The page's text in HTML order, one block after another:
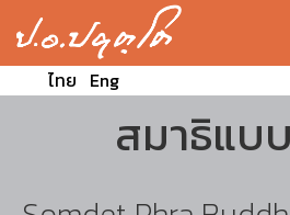
ไทย Eng
สมาธิแบ